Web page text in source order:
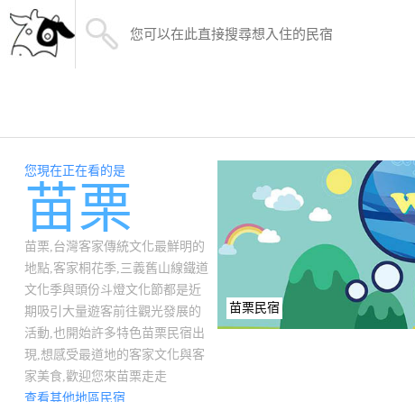
您現在正在看的是
苗栗
苗栗,台灣客家傳統文化最鮮明的
地點,客家桐花季,三義舊山線鐵道
文化季與頭份斗燈文化節都是近
期吸引大量遊客前往觀光發展的
活動,也開始許多特色苗栗民宿出
現,想感受最道地的客家文化與客
家美食,歡迎您來苗栗走走
查看其他地區民宿
苗栗民宿